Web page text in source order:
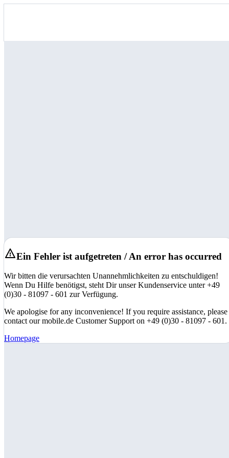
Ein Fehler ist aufgetreten / An error has occurred
Wir bitten die verursachten Unannehmlichkeiten zu entschuldigen!
Wenn Du Hilfe benötigst, steht Dir unser Kundenservice unter +49
(0)30 - 81097 - 601 zur Verfügung.
We apologise for any inconvenience! If you require assistance, please
contact our mobile.de Customer Support on +49 (0)30 - 81097 - 601.
Homepage